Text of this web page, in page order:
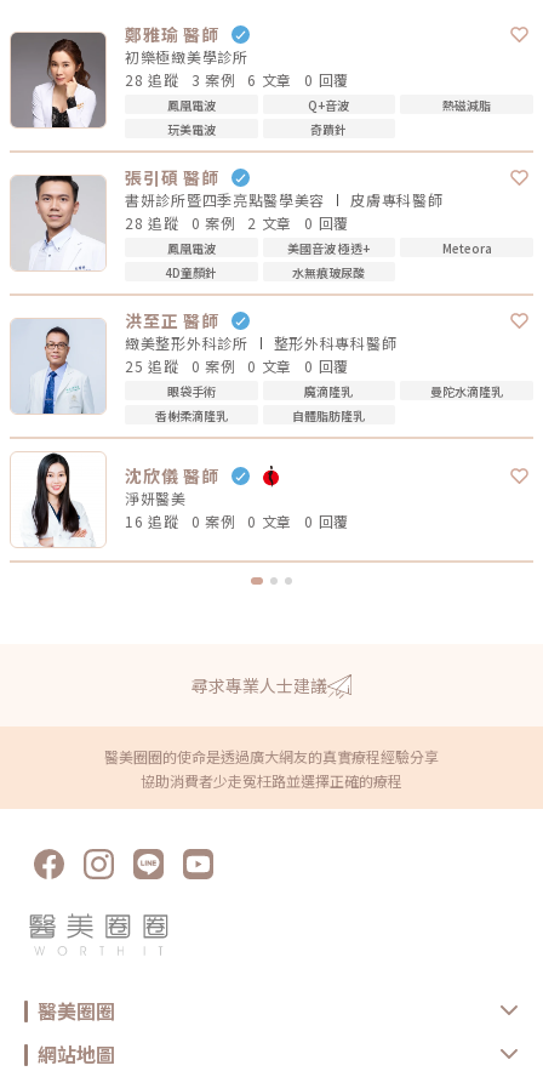
鄭雅瑜 醫師
初樂極緻美學診所
28 追蹤
3 案例 6 文章 0 回覆
鳳凰電波 Q+音波
熱磁減脂
玩美電波
奇蹟針
張引碩 醫師
書妍診所暨四季亮點醫學美容 皮膚專科醫師
28 追蹤
0 案例 2 文章 0 回覆
鳳凰電波 美國音波 極透+
Meteora
4D童顏針
水無痕玻尿酸
洪至正 醫師
緻美整形外科診所 整形外科專科醫師
25 追蹤
0 案例 0 文章 0 回覆
眼袋手術 魔滴隆乳
曼陀水滴隆乳
香榭柔滴隆乳
自體脂肪隆乳
沈欣儀 醫師
淨妍醫美
16 追蹤
0 案例 0 文章 0 回覆
尋求專業人士建議
醫美圈圈的使命是透過廣大網友的真實療程經驗分享
協助消費者少走冤枉路並選擇正確的療程
醫美圈圈
網站地圖